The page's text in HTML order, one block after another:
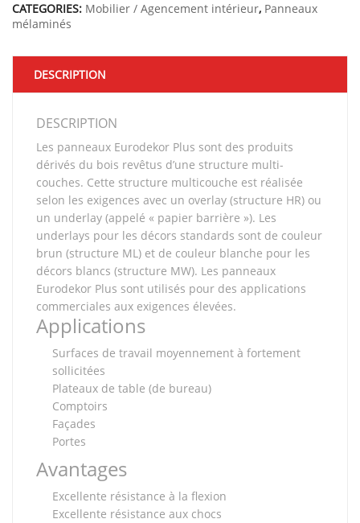
CATEGORIES: Mobilier / Agencement intérieur, Panneaux
mélaminés
DESCRIPTION
DESCRIPTION
Les panneaux Eurodekor Plus sont des produits
dérivés du bois revêtus d’une structure multi-
couches. Cette structure multicouche est réalisée
selon les exigences avec un overlay (structure HR) ou
un underlay (appelé « papier barrière »). Les
underlays pour les décors standards sont de couleur
brun (structure ML) et de couleur blanche pour les
décors blancs (structure MW). Les panneaux
Eurodekor Plus sont utilisés pour des applications
commerciales aux exigences élevées.
Applications
Surfaces de travail moyennement à fortement
sollicitées
Plateaux de table (de bureau)
Comptoirs
Façades
Portes
Avantages
Excellente résistance à la flexion
Excellente résistance aux chocs